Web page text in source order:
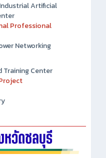
Artificial
Professional
Networking
Training Center